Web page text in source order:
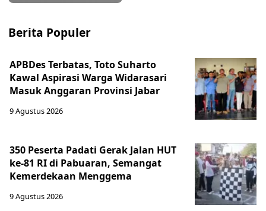
Berita Populer
APBDes Terbatas, Toto Suharto
Kawal Aspirasi Warga Widarasari
Masuk Anggaran Provinsi Jabar
9 Agustus 2026
350 Peserta Padati Gerak Jalan HUT
ke-81 RI di Pabuaran, Semangat
Kemerdekaan Menggema
9 Agustus 2026